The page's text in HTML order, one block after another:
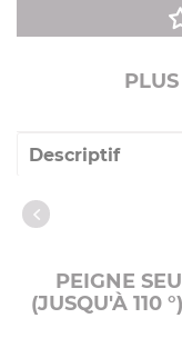
Descriptif
Caractéristiques
Recettes avec
PEIGNE
(JUSQU'À 110